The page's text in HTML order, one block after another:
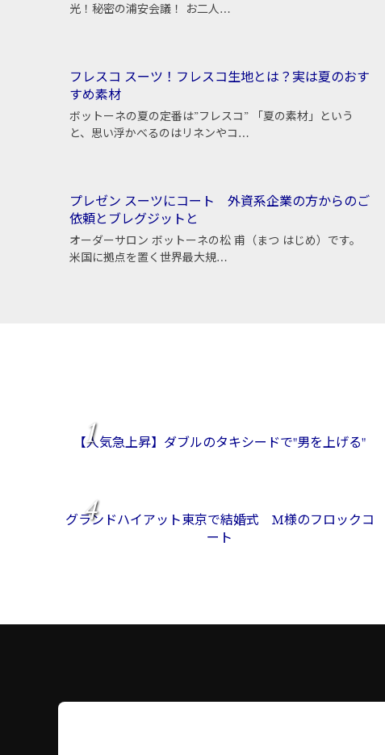
光！秘密の浦安会議！ お二人…
フレスコ スーツ！フレスコ生地とは？実は夏のおす
すめ素材
ボットーネの夏の定番は”フレスコ” 「夏の素材」という
と、思い浮かべるのはリネンやコ…
プレゼン スーツにコート 外資系企業の方からのご
依頼とブレグジットと
オーダーサロン ボットーネの松 甫（まつ はじめ）です。
米国に拠点を置く世界最大規…
1
【人気急上昇】ダブルのタキシードで"男を上げる"
4
グランドハイアット東京で結婚式 M様のフロックコ
ート